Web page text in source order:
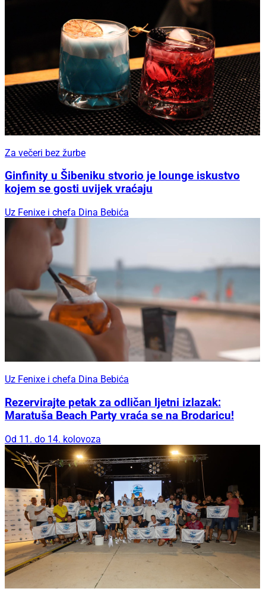
Za večeri bez žurbe
Ginfinity u Šibeniku stvorio je lounge iskustvo
kojem se gosti uvijek vraćaju
Uz Fenixe i chefa Dina Bebića
Uz Fenixe i chefa Dina Bebića
Rezervirajte petak za odličan ljetni izlazak:
Maratuša Beach Party vraća se na Brodaricu!
Od 11. do 14. kolovoza